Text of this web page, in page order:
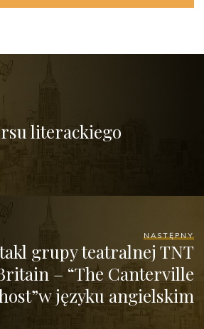
literackiego
NASTĘPNY
grupy teatralnej TNT
– “The Canterville
języku angielskim